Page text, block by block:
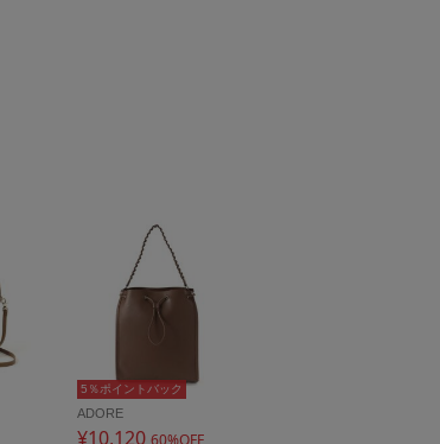
5％ポイントバック
ADORE
¥10,120